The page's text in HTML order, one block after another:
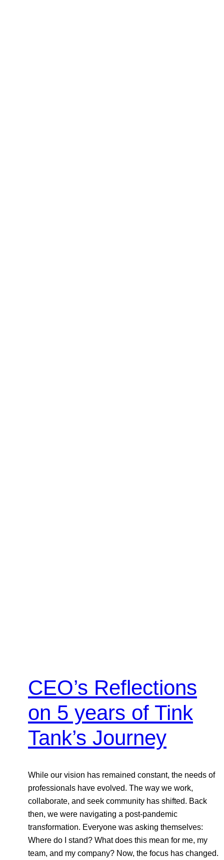
CEO’s Reflections
on 5 years of Tink
Tank’s Journey
While our vision has remained constant, the needs of
professionals have evolved. The way we work,
collaborate, and seek community has shifted. Back
then, we were navigating a post-pandemic
transformation. Everyone was asking themselves:
Where do I stand? What does this mean for me, my
team, and my company? Now, the focus has changed.